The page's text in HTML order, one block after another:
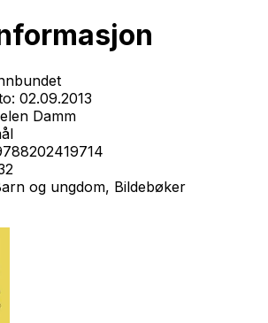
02.09.2013
Damm
og ungdom, Bildebøker